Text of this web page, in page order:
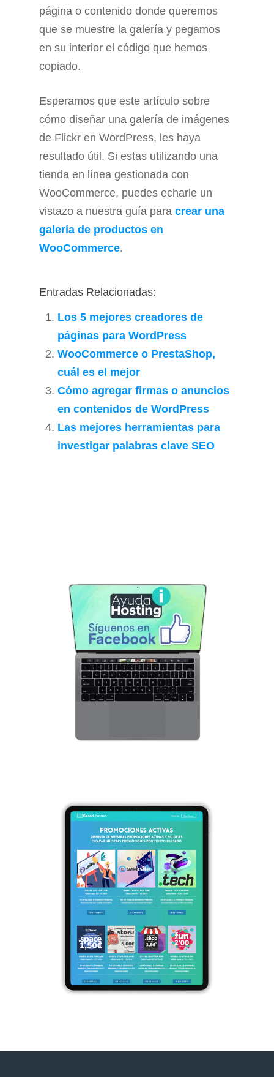
página o contenido donde queremos
que se muestre la galería y pegamos
en su interior el código que hemos
copiado.
Esperamos que este artículo sobre
cómo diseñar una galería de imágenes
de Flickr en WordPress, les haya
resultado útil. Si estas utilizando una
tienda en línea gestionada con
WooCommerce, puedes echarle un
vistazo a nuestra guía para crear una
galería de productos en
WooCommerce.
Entradas Relacionadas:
Los 5 mejores creadores de
páginas para WordPress
WooCommerce o PrestaShop,
cuál es el mejor
Cómo agregar firmas o anuncios
en contenidos de WordPress
Las mejores herramientas para
investigar palabras clave SEO